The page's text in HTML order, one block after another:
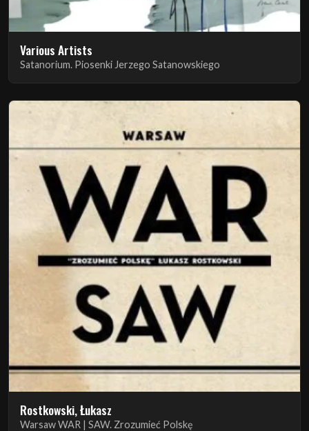
Various Artists
Satanorium. Piosenki Jerzego Satanowskiego
Rostkowski, Łukasz
Warsaw WAR | SAW. Zrozumieć Polskę